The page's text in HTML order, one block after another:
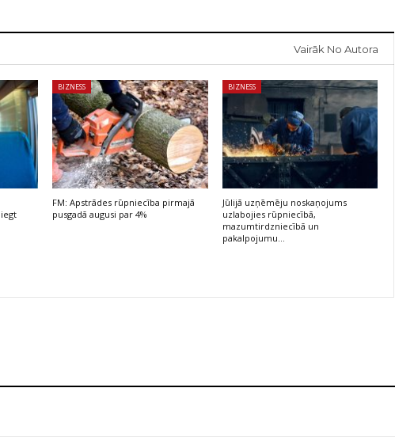
Vairāk No Autora
BIZNESS
FM: Apstrādes rūpniecība pirmajā
pusgadā augusi par 4%
BIZNESS
Jūlijā uzņēmēju noskaņojums
uzlabojies rūpniecībā,
mazumtirdzniecībā un
pakalpojumu…